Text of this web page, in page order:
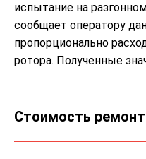
испытание на
сообщает оператору
пропорционально
ротора. Полученные
Стоимость